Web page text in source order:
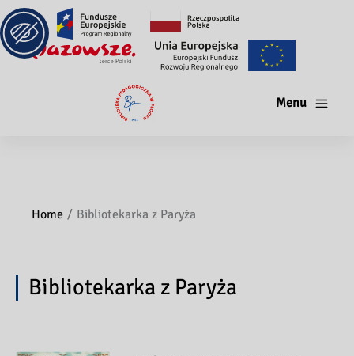
Menu
Home Bibliotekarka z Paryża
Bibliotekarka z Paryża